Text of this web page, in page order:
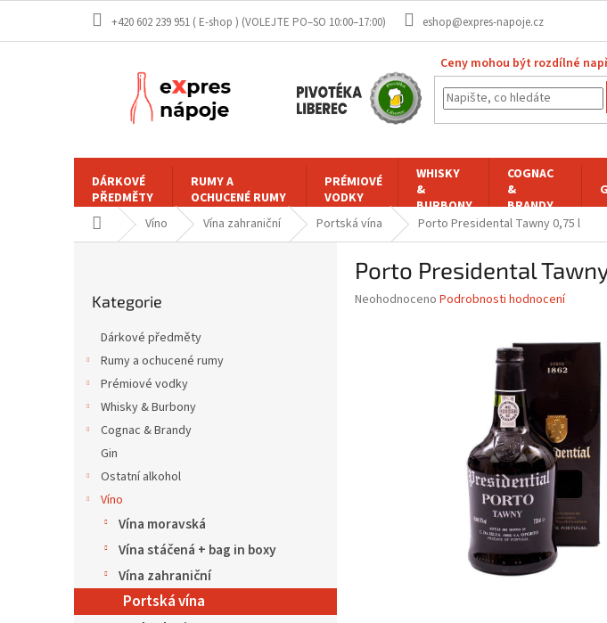
obsah
+420 602 239 951 ( E-shop ) eshop@expres-napoje.cz
Ceny mohou být rozdílné
DÁRKOVÉ
PŘEDMĚTY
RUMY A
OCHUCENÉ RUMY
PRÉMIOVÉ
VODKY
WHISKY
&
BURBONY
COGNAC
&
BRANDY
Domů Víno Vína zahraniční Portská vína Porto Presidental Tawny 0,75 l
kategorie
Kategorie
Dárkové předměty
Rumy a ochucené rumy
Prémiové vodky
Whisky & Burbony
Cognac & Brandy
Gin
Ostatní alkohol
Víno
Vína moravská
Vína stáčená + bag in boxy
Vína zahraniční
Portská vína
Porto Presidental
Průměrné
Neohodnoceno Podrobnosti hodnocení